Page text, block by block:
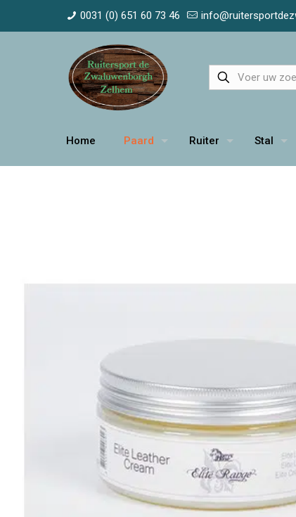
0031 (0) 651 60 73 46
Home Paard Ruiter Stal